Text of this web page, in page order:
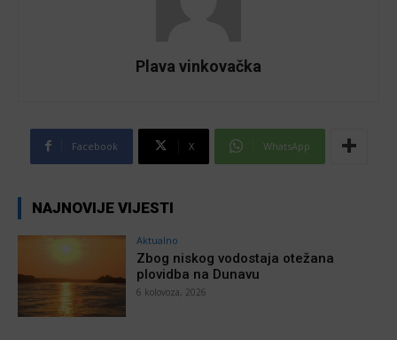
Plava vinkovačka
Facebook X WhatsApp
NAJNOVIJE VIJESTI
Aktualno
Zbog niskog vodostaja otežana
plovidba na Dunavu
6 kolovoza, 2026